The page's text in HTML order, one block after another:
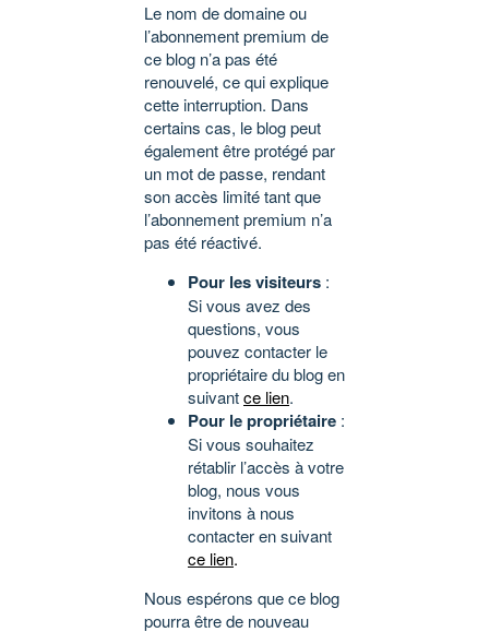
Le nom de domaine ou
l’abonnement premium de
ce blog n’a pas été
renouvelé, ce qui explique
cette interruption. Dans
certains cas, le blog peut
également être protégé par
un mot de passe, rendant
son accès limité tant que
l’abonnement premium n’a
pas été réactivé.
Pour les visiteurs :
Si vous avez des
questions, vous
pouvez contacter le
propriétaire du blog en
suivantce lien.
Pour le propriétaire :
Si vous souhaitez
rétablir l’accès à votre
blog, nous vous
invitons à nous
contacter en suivant
ce lien.
Nous espérons que ce blog
pourra être de nouveau